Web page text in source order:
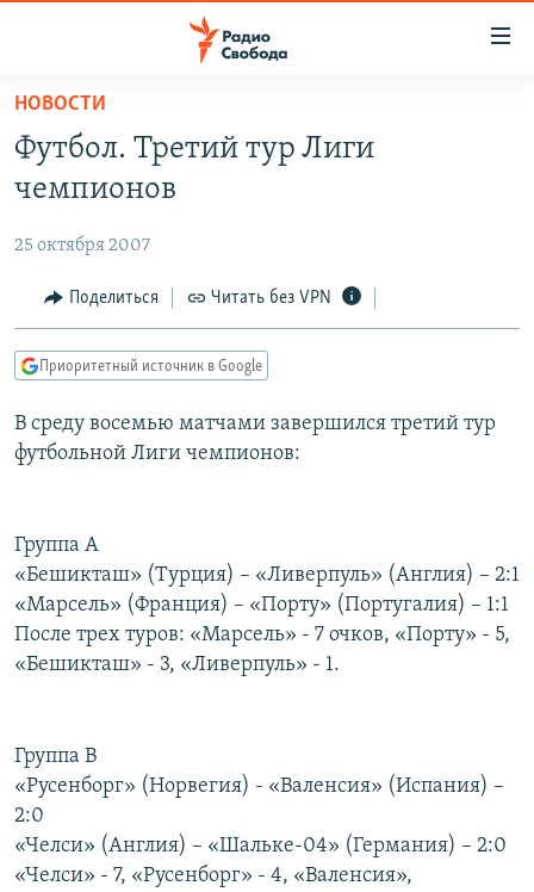
упрощенного
доступа
основному
Вернутся
главной
навигации
Вернутся
ПРОГРАММЫ
ПОДКАСТЫ
ЦИТАТЫ СВОБОДЫ
МНЕНИЯ
IDEL.РЕАЛИИ
КАВКАЗ.РЕАЛИИ
СЕВЕР.РЕАЛИИ
РАСПИСАНИЕ ВЕЩАНИЯ
ПОДПИШИТЕСЬ НА РАССЫЛКУ
СОЦИАЛЬНЫЕ СЕТИ
Все сайты РСЕ/РС
НОВОСТИ
Футбол. Третий тур Лиги
чемпионов
25 октября 2007
Поделиться Читать без VPN
Приоритетный источник в Google
В среду восемью матчами завершился третий тур
футбольной Лиги чемпионов:
Группа А
«Бешикташ» (Турция) – «Ливерпуль» (Англия) – 2:1
«Марсель» (Франция) – «Порту» (Португалия) – 1:1
После трех туров: «Марсель» - 7 очков, «Порту» - 5,
«Бешикташ» - 3, «Ливерпуль» - 1.
Группа В
«Русенборг» (Норвегия) - «Валенсия» (Испания) –
2:0
«Челси» (Англия) – «Шальке-04» (Германия) – 2:0
«Челси» - 7, «Русенборг» - 4, «Валенсия»,